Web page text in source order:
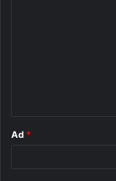
Ad *